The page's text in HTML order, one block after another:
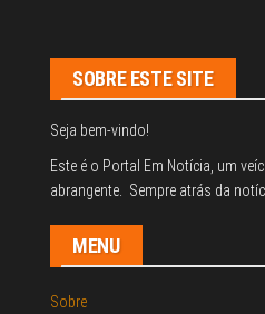
SOBRE ESTE SITE
Seja bem-vindo!
Este é o Portal Em Notícia, um
abrangente. Sempre atrás da
MENU
Sobre